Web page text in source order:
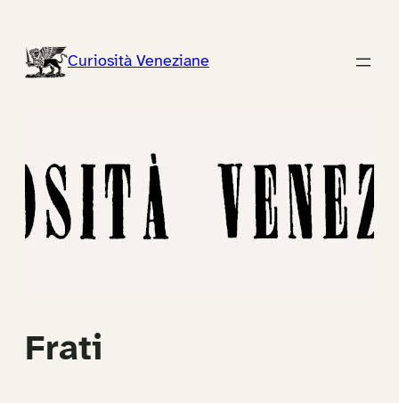
contenutoCuriosità Veneziane
Frati